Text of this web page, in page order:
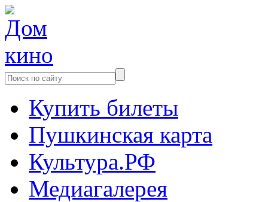
Купить билеты
Пушкинская карта
Культура.РФ
Медиагалерея